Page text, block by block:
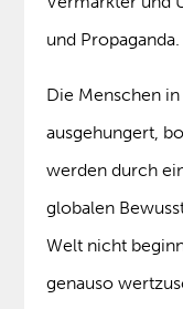
und Propaganda.
Die Menschen
ausgehungert,
werden durch
globalen
Welt nicht
genauso